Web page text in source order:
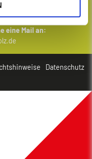
unseren Produkten?
eine Mail an:
Datenschutz